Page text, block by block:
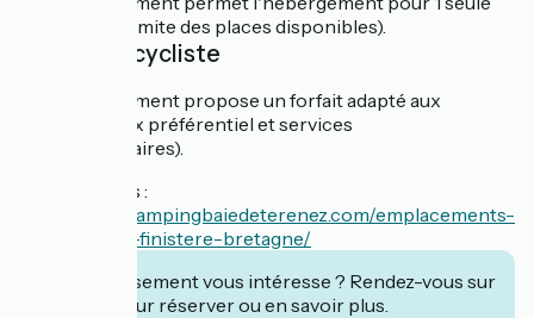
nuit (dans la limite des places disponibles).
Forfait cycliste
Cet établissement propose un forfait adapté aux
cyclistes (prix préférentiel et services
complémentaires).
En savoir plus :
https://www.campingbaiedeterenez.com/emplacements-
baie-terenez-finistere-bretagne/
Cet établissement vous intéresse ? Rendez-vous sur
leur site pour réserver ou en savoir plus.